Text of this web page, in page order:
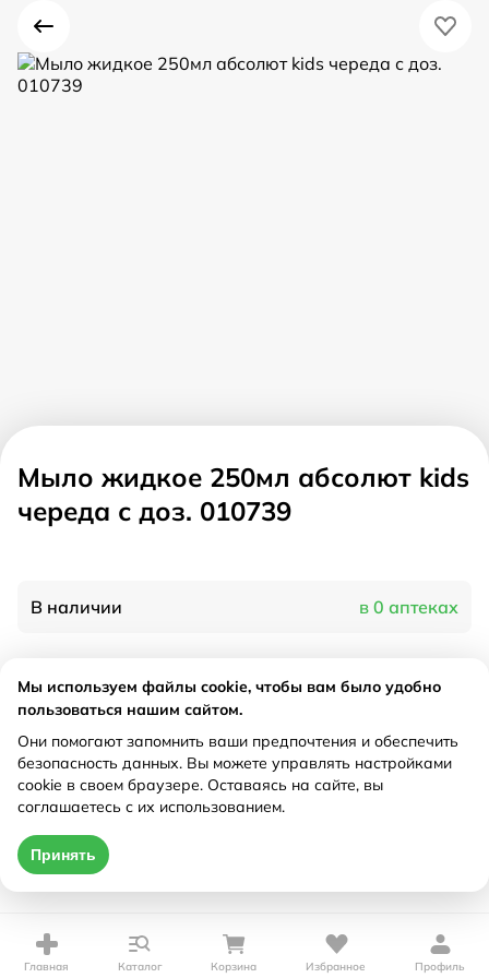
Мыло жидкое 250мл абсолют kids
череда с доз. 010739
В наличии в 0 аптеках
Характеристики
Рецепт
Не требуется
Главная Каталог Корзина Избранное Профиль
Мы используем файлы cookie, чтобы вам было удобно
пользоваться нашим сайтом.
Они помогают запомнить ваши предпочтения и обеспечить
безопасность данных. Вы можете управлять настройками
cookie в своем браузере. Оставаясь на сайте, вы
соглашаетесь с их использованием.
Принять